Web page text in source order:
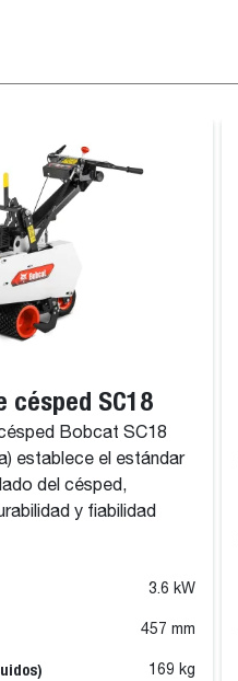
césped SC18
Bobcat SC18
establece el estándar
del césped,
y fiabilidad
3.6 kW
457 mm
169 kg